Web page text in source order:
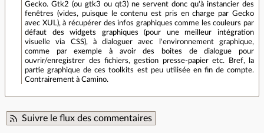
Gecko. Gtk2 (ou gtk3 ou qt3) ne servent donc qu'à instancier des
fenêtres (vides, puisque le contenu est pris en charge par Gecko
avec XUL), à récupérer des infos graphiques comme les couleurs par
défaut des widgets graphiques (pour une meilleur intégration
visuelle via CSS), à dialoguer avec l'environnement graphique,
comme par exemple à avoir des boites de dialogue pour
ouvrir/enregistrer des fichiers, gestion presse-papier etc. Bref, la
partie graphique de ces toolkits est peu utilisée en fin de compte.
Contrairement à Camino.
Suivre le flux des commentaires